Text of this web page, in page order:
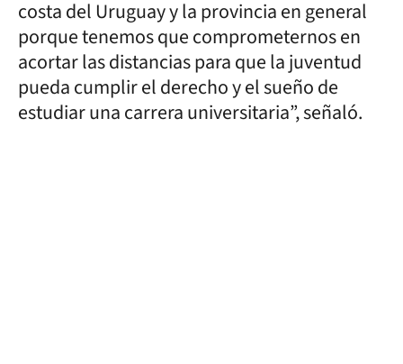
costa del Uruguay y la provincia en general
porque tenemos que comprometernos en
acortar las distancias para que la juventud
pueda cumplir el derecho y el sueño de
estudiar una carrera universitaria”, señaló.